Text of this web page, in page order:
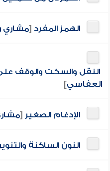
الهمز المفرد [مشاري
النقل والسكت والوقف
العفاسي]
الإدغام الصغير [
النون الساكنة